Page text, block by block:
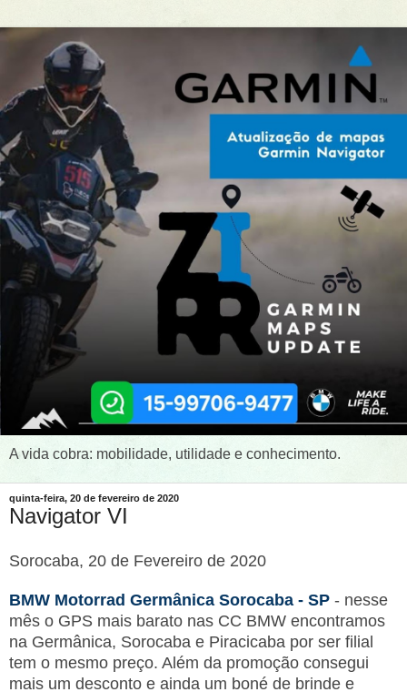
A vida cobra: mobilidade, utilidade e conhecimento.
quinta-feira, 20 de fevereiro de 2020
Navigator VI
Sorocaba, 20 de Fevereiro de 2020
BMW Motorrad Germânica Sorocaba - SP - nesse
mês o GPS mais barato nas CC BMW encontramos
na Germânica, Sorocaba e Piracicaba por ser filial
tem o mesmo preço. Além da promoção consegui
mais um desconto e ainda um boné de brinde e